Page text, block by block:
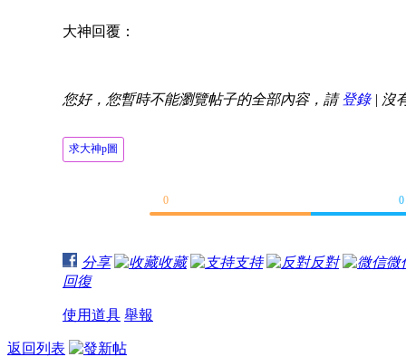
大神回覆：
大神回覆：
求大神把跳起來的那個人P的霸氣一點
大神回覆：
您好，您暫時不能瀏覽帖子的全部內容，請登錄| 沒
求大神p圖
0
0
分享 收藏 支持 反對
微
回復
使用道具 舉報
返回列表